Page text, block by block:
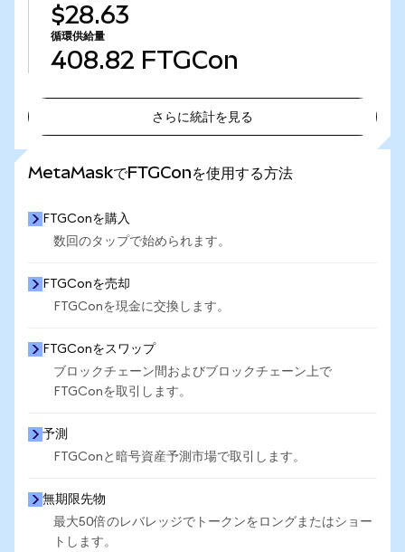
$28.63
循環供給量
408.82 FTGCon
さらに統計を見る
MetaMaskでFTGConを使用する方法
FTGConを購入
数回のタップで始められます。
FTGConを売却
FTGConを現金に交換します。
FTGConをスワップ
ブロックチェーン間およびブロックチェーン上で
FTGConを取引します。
予測
FTGConと暗号資産予測市場で取引します。
無期限先物
最大50倍のレバレッジでトークンをロングまたはショー
トします。